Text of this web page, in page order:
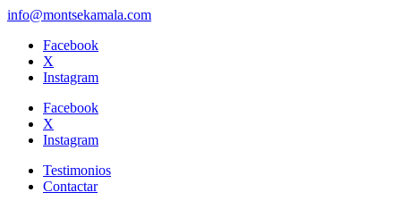
info@montsekamala.com
Facebook
X
Instagram
Facebook
X
Instagram
Testimonios
Contactar